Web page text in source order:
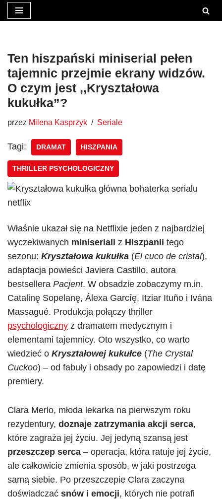
treści
Ten hiszpański miniserial pełen
tajemnic przejmie ekrany widzów.
O czym jest ,,Kryształowa
kukułka”?
przez Milena Kasprzyk Seriale
Tagi: DRAMAT HISZPANIA
THRILLER PSYCHOLOGICZNY
Właśnie ukazał się na Netflixie jeden z najbardziej
wyczekiwanych miniseriali z Hiszpanii tego
sezonu: Kryształowa kukułka (El cuco de cristal),
adaptacja powieści Javiera Castillo, autora
bestsellera Pacjent. W obsadzie zobaczymy m.in.
Catalinę Sopelanę, Álexa Garcíę, Itziar Ituño i Ivána
Massagué. Produkcja połączy thriller
psychologiczny z dramatem medycznym i
elementami tajemnicy. Oto wszystko, co warto
wiedzieć o Kryształowej kukułce (The Crystal
Cuckoo) – od fabuły i obsady po zapowiedzi i datę
premiery.
Clara Merlo, młoda lekarka na pierwszym roku
rezydentury, doznaje zatrzymania akcji serca,
które zagraża jej życiu. Jej jedyną szansą jest
przeszczep serca – operacja, która ratuje jej życie,
ale całkowicie zmienia sposób, w jaki postrzega
samą siebie. Po przeszczepie Clara zaczyna
doświadczać snów i emocji, których nie potrafi